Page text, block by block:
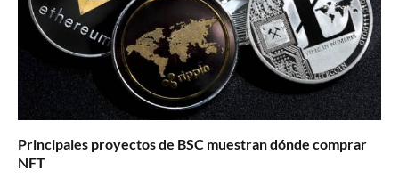
Principales proyectos de BSC muestran dónde comprar
NFT